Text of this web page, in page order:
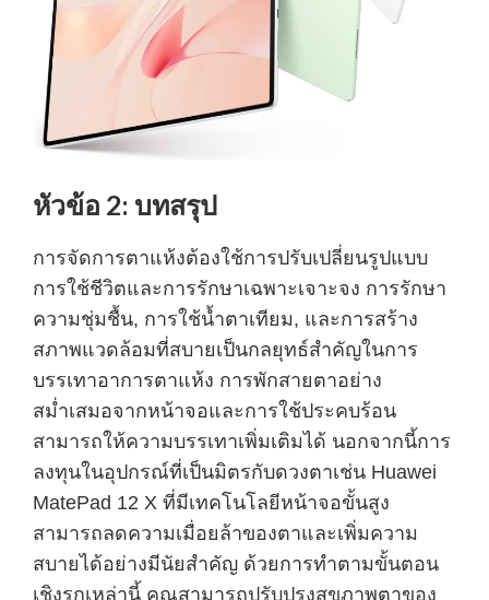
หัวข้อ 2: บทสรุป
การจัดการตาแห้งต้องใช้การปรับเปลี่ยนรูปแบบ
การใช้ชีวิตและการรักษาเฉพาะเจาะจง การรักษา
ความชุ่มชื้น, การใช้น้ำตาเทียม, และการสร้าง
สภาพแวดล้อมที่สบายเป็นกลยุทธ์สำคัญในการ
บรรเทาอาการตาแห้ง การพักสายตาอย่าง
สม่ำเสมอจากหน้าจอและการใช้ประคบร้อน
สามารถให้ความบรรเทาเพิ่มเติมได้ นอกจากนี้การ
ลงทุนในอุปกรณ์ที่เป็นมิตรกับดวงตาเช่น Huawei
MatePad 12 X ที่มีเทคโนโลยีหน้าจอขั้นสูง
สามารถลดความเมื่อยล้าของตาและเพิ่มความ
สบายได้อย่างมีนัยสำคัญ ด้วยการทำตามขั้นตอน
เชิงรุกเหล่านี้ คุณสามารถปรับปรุงสุขภาพตาของ